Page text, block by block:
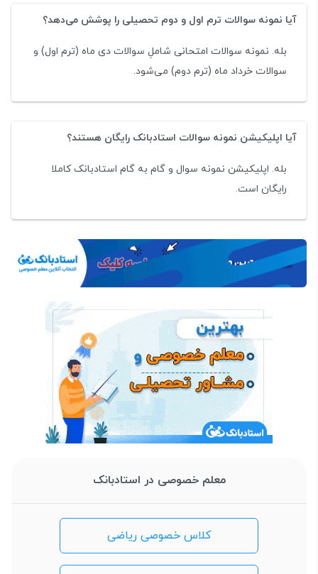
آیا نمونه سوالات ترم اول و دوم تحصیلی را پوشش می‌دهد؟
بله. نمونه سوالات امتحانی شاملِ سوالات دی ماه (ترم اول) و
سوالات خرداد ماه (ترم دوم) می‌شود.
آیا اپلیکیشن نمونه سوالات استادبانک رایگان هستند؟
بله. اپلیکیشن نمونه سوال و گام به گام استادبانک کاملا
رایگان است.
معلم خصوصی در استادبانک
کلاس خصوصی ریاضی